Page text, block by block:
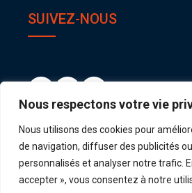
Nous respectons votre vie
Nous utilisons des cookies pour
de navigation, diffuser des publicités
personnalisés et analyser notre trafic.
accepter », vous consentez à notre
SUIVEZ-NOUS